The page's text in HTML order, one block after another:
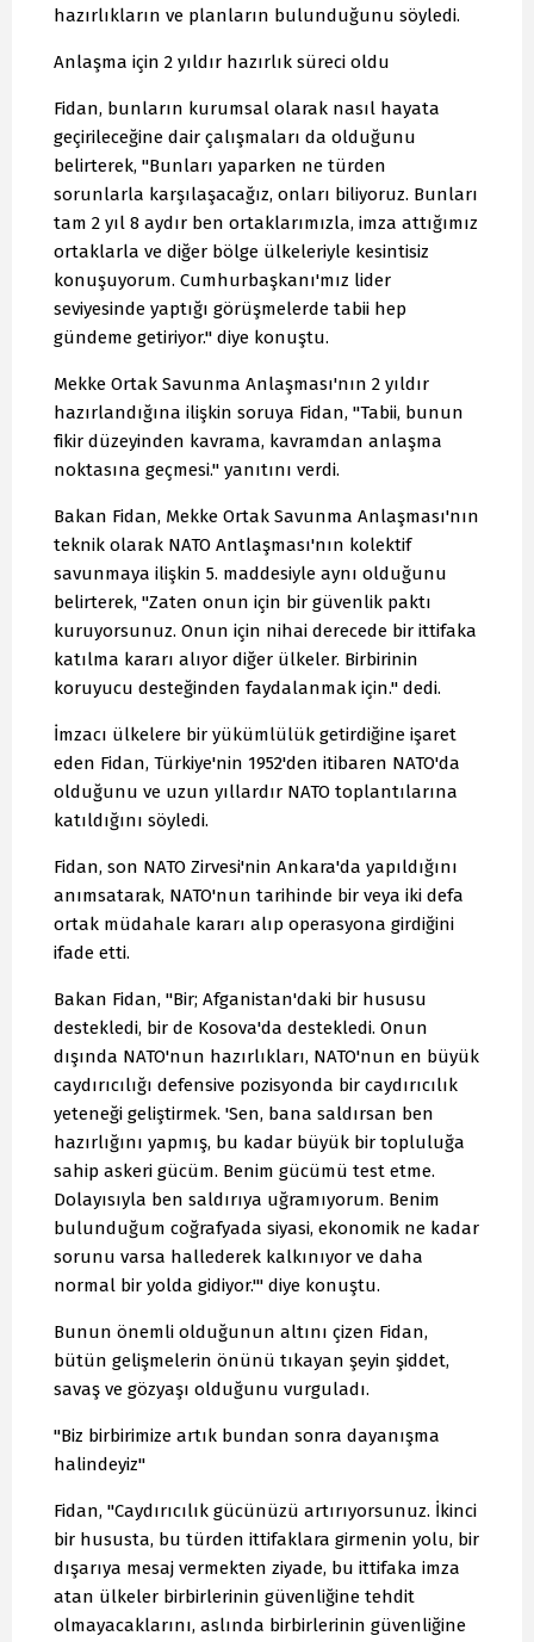
hazırlıkların ve planların bulunduğunu söyledi.
Anlaşma için 2 yıldır hazırlık süreci oldu
Fidan, bunların kurumsal olarak nasıl hayata
geçirileceğine dair çalışmaları da olduğunu
belirterek, "Bunları yaparken ne türden
sorunlarla karşılaşacağız, onları biliyoruz. Bunları
tam 2 yıl 8 aydır ben ortaklarımızla, imza attığımız
ortaklarla ve diğer bölge ülkeleriyle kesintisiz
konuşuyorum. Cumhurbaşkanı'mız lider
seviyesinde yaptığı görüşmelerde tabii hep
gündeme getiriyor." diye konuştu.
Mekke Ortak Savunma Anlaşması'nın 2 yıldır
hazırlandığına ilişkin soruya Fidan, "Tabii, bunun
fikir düzeyinden kavrama, kavramdan anlaşma
noktasına geçmesi." yanıtını verdi.
Bakan Fidan, Mekke Ortak Savunma Anlaşması'nın
teknik olarak NATO Antlaşması'nın kolektif
savunmaya ilişkin 5. maddesiyle aynı olduğunu
belirterek, "Zaten onun için bir güvenlik paktı
kuruyorsunuz. Onun için nihai derecede bir ittifaka
katılma kararı alıyor diğer ülkeler. Birbirinin
koruyucu desteğinden faydalanmak için." dedi.
İmzacı ülkelere bir yükümlülük getirdiğine işaret
eden Fidan, Türkiye'nin 1952'den itibaren NATO'da
olduğunu ve uzun yıllardır NATO toplantılarına
katıldığını söyledi.
Fidan, son NATO Zirvesi'nin Ankara'da yapıldığını
anımsatarak, NATO'nun tarihinde bir veya iki defa
ortak müdahale kararı alıp operasyona girdiğini
ifade etti.
Bakan Fidan, "Bir; Afganistan'daki bir hususu
destekledi, bir de Kosova'da destekledi. Onun
dışında NATO'nun hazırlıkları, NATO'nun en büyük
caydırıcılığı defensive pozisyonda bir caydırıcılık
yeteneği geliştirmek. 'Sen, bana saldırsan ben
hazırlığını yapmış, bu kadar büyük bir topluluğa
sahip askeri gücüm. Benim gücümü test etme.
Dolayısıyla ben saldırıya uğramıyorum. Benim
bulunduğum coğrafyada siyasi, ekonomik ne kadar
sorunu varsa hallederek kalkınıyor ve daha
normal bir yolda gidiyor.'" diye konuştu.
Bunun önemli olduğunun altını çizen Fidan,
bütün gelişmelerin önünü tıkayan şeyin şiddet,
savaş ve gözyaşı olduğunu vurguladı.
"Biz birbirimize artık bundan sonra dayanışma
halindeyiz"
Fidan, "Caydırıcılık gücünüzü artırıyorsunuz. İkinci
bir hususta, bu türden ittifaklara girmenin yolu, bir
dışarıya mesaj vermekten ziyade, bu ittifaka imza
atan ülkeler birbirlerinin güvenliğine tehdit
olmayacaklarını, aslında birbirlerinin güvenliğine